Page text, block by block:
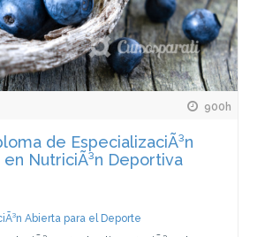
900h
de EspecializaciÃ³n
NutriciÃ³n Deportiva
Abierta para el Deporte